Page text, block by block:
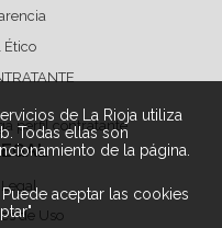
de La Rioja utiliza
Todas ellas son
de la página.
aceptar las cookies
Ético
perfil contratante
de Uso